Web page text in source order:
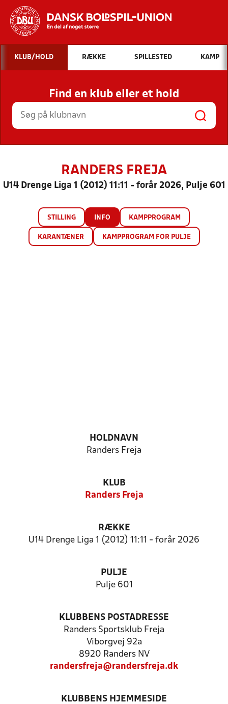
Hvad vil du søge efter?
INDHOLD OG NYHEDER
STILLINGER, RESULTATER, KLUBBER OG
HOLD
KLUB/HOLD RÆKKE SPILLESTED KAMP
Find en klub eller et hold
RANDERS FREJA
U14 Drenge Liga 1 (2012) 11:11 - forår 2026, Pulje 601
STILLING INFO KAMPPROGRAM
KARANTÆNER KAMPPROGRAM FOR PULJE
HOLDNAVN
Randers Freja
KLUB
Randers Freja
RÆKKE
U14 Drenge Liga 1 (2012) 11:11 - forår 2026
PULJE
Pulje 601
KLUBBENS POSTADRESSE
Randers Sportsklub Freja
Viborgvej 92a
8920 Randers NV
randersfreja@randersfreja.dk
KLUBBENS HJEMMESIDE